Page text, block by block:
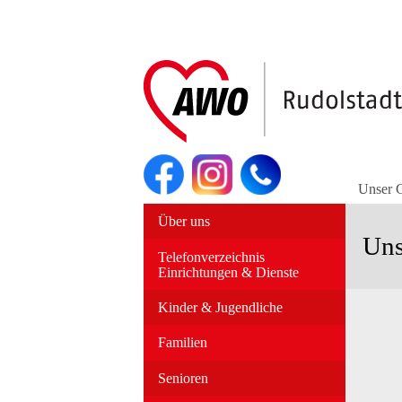
Unser
Navigation
Über uns
Telefonverzeichnis
Einrichtungen & Dienste
Kinder & Jugendliche
Familien
Senioren